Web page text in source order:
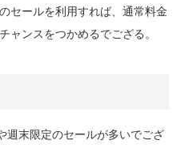
セールを利用すれば、通常料金
ャンスをつかめるでござる。
週末限定のセールが多いでござ